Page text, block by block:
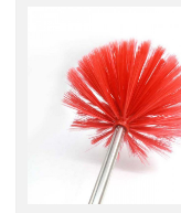
制造基地。我厂拥有
素质和精干技术熟
工，引进...
查看更多